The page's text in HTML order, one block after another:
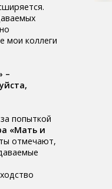
мои коллеги
–
попыткой
«Мать и
отмечают,